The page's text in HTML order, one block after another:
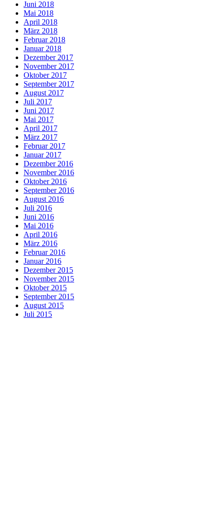
Juni 2018
Mai 2018
April 2018
März 2018
Februar 2018
Januar 2018
Dezember 2017
November 2017
Oktober 2017
September 2017
August 2017
Juli 2017
Juni 2017
Mai 2017
April 2017
März 2017
Februar 2017
Januar 2017
Dezember 2016
November 2016
Oktober 2016
September 2016
August 2016
Juli 2016
Juni 2016
Mai 2016
April 2016
März 2016
Februar 2016
Januar 2016
Dezember 2015
November 2015
Oktober 2015
September 2015
August 2015
Juli 2015